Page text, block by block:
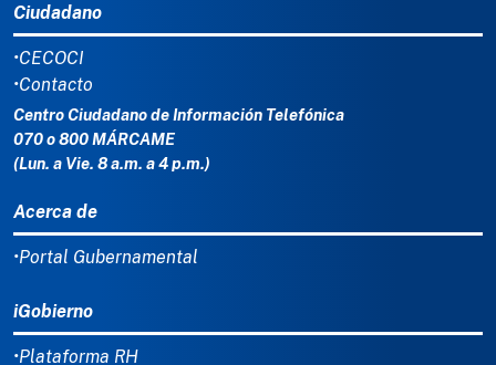
Ciudadano
•CECOCI
•Contacto
Centro Ciudadano de Información Telefónica
070 o 800 MÁRCAME
(Lun. a Vie. 8 a.m. a 4 p.m.)
Acerca de
•Portal Gubernamental
iGobierno
•Plataforma RH